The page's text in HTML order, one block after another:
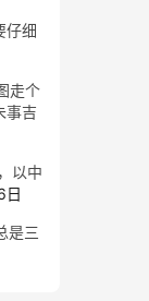
仔细
走个
事吉
以中
日
是三